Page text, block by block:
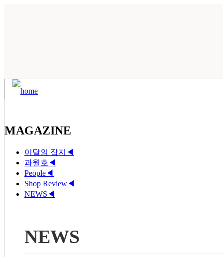
MAGAZINE
이달의 잡지 ◀
과월호 ◀
People◀
Shop Review◀
NEWS ◀
NEWS